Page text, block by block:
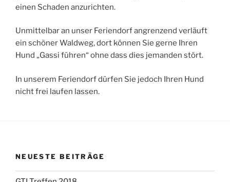
einen Schaden anzurichten.
Unmittelbar an unser Feriendorf angrenzend verläuft
ein schöner Waldweg, dort können Sie gerne Ihren
Hund „Gassi führen“ ohne dass dies jemanden stört.
In unserem Feriendorf dürfen Sie jedoch Ihren Hund
nicht frei laufen lassen.
NEUESTE BEITRÄGE